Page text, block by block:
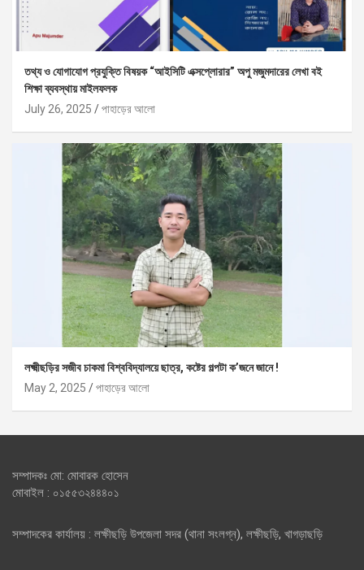
তথ্য ও যোগাযোগ প্রযুক্তি বিষয়ক “আইসিটি এক্সপ্লোরার” অপু মজুমদারের লেখা বই
শিক্ষা ব্যবস্থায় মাইলফলক
July 26, 2025
পাহাড়ের আলো
লক্ষ্মীছড়ির সজীব চাকমা বিশ্ববিদ্যালয়ে ছাত্র, কষ্টের গল্পটা ক’জনে জানে !
May 2, 2025
পাহাড়ের আলো
সম্পাদকঃ মো: মোবারক হোসেন
মোবাইল : ০১৫৫৩২৪৪৪০১
সম্পাদকের কার্যালয় : লক্ষীছড়ি উপজেলা সদর (থানা সংলগ্ন), লক্ষীছড়ি, খাগড়াছড়ি